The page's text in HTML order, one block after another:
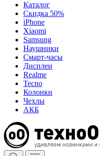
Каталог
Скидка 50%
iPhone
Xiaomi
Samsung
Наушники
Смарт-часы
Дисплеи
Realme
Tecno
Колонки
Чехлы
АКБ